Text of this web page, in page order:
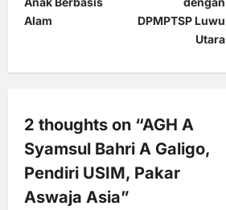
n
a
t
Alam
DPMPTSP Luwu
Utara
2 thoughts on “AGH A
Syamsul Bahri A Galigo,
Pendiri USIM, Pakar
Aswaja Asia”